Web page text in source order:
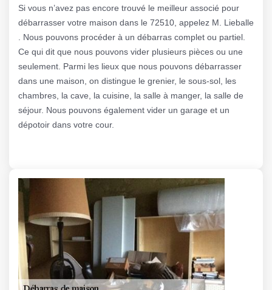
Si vous n’avez pas encore trouvé le meilleur associé pour
débarrasser votre maison dans le 72510, appelez M. Lieballe
. Nous pouvons procéder à un débarras complet ou partiel.
Ce qui dit que nous pouvons vider plusieurs pièces ou une
seulement. Parmi les lieux que nous pouvons débarrasser
dans une maison, on distingue le grenier, le sous-sol, les
chambres, la cave, la cuisine, la salle à manger, la salle de
séjour. Nous pouvons également vider un garage et un
dépotoir dans votre cour.